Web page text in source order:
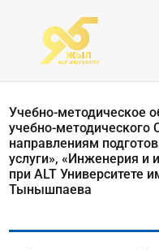
Учебно-методическое
учебно-
направлениям
услуги», «Инженерия и
при ALT Университете
Тынышпаева